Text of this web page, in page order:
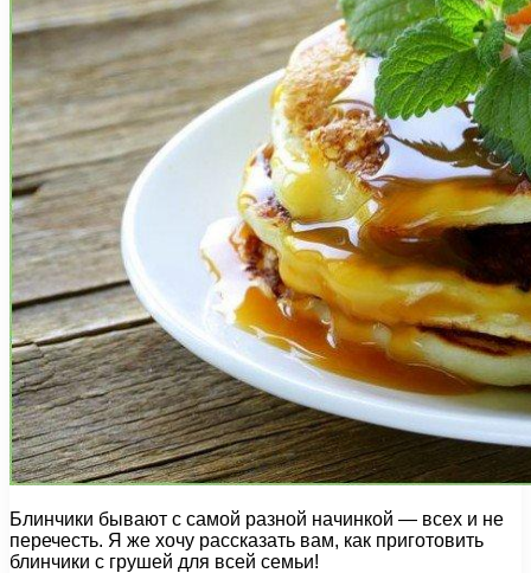
Блинчики бывают с самой разной начинкой — всех и не
перечесть. Я же хочу рассказать вам, как приготовить
блинчики с грушей для всей семьи!